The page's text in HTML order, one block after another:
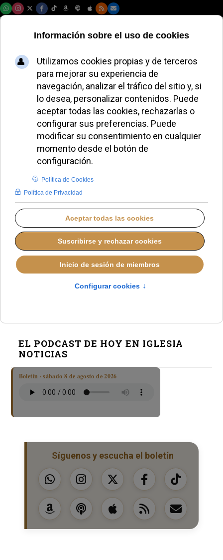
Dicasterio para el Culto
Divino y la Disciplina de los
Sacramentos
Introduzca parte del título
Filtrar Limpiar
León XIV afronta una Iglesia tironeada entre la SSPX
y el camino sinodal alemán
El Vaticano rechaza que los laicos puedan predicar
El obispo de Vitoria presenta en Roma el plan
pastoral Surrexit
Comunión de rodillas y en la boca: Roma interviene
en Argentina
Controversia en una diócesis de EE.UU. tras negar la
comunión a una familia
EL PODCAST DE HOY EN IGLESIA
NOTICIAS
Boletín · sábado 8 de agosto de 2026
Síguenos y escucha el boletín